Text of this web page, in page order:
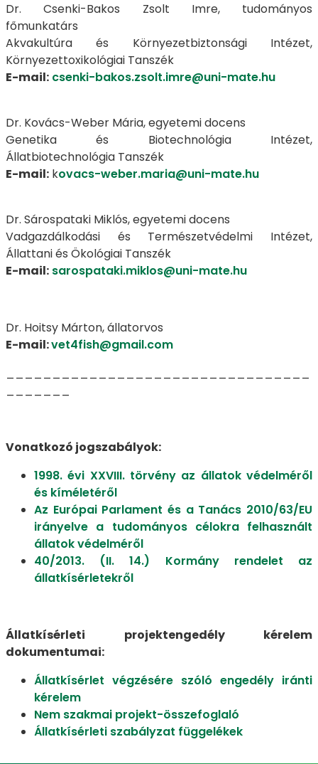
Dr. Csenki-Bakos Zsolt Imre, tudományos
főmunkatárs
Akvakultúra és Környezetbiztonsági Intézet,
Környezettoxikológiai Tanszék
E-mail: csenki-bakos.zsolt.imre@uni-mate.hu
Dr. Kovács-Weber Mária, egyetemi docens
Genetika és Biotechnológia Intézet,
Állatbiotechnológia Tanszék
E-mail: kovacs-weber.maria@uni-mate.hu
Dr. Sárospataki Miklós, egyetemi docens
Vadgazdálkodási és Természetvédelmi Intézet,
Állattani és Ökológiai Tanszék
E-mail: sarospataki.miklos@uni-mate.hu
Dr. Hoitsy Márton, állatorvos
E-mail:vet4fish@gmail.com
Vonatkozó jogszabályok:
1998. évi XXVIII. törvény az állatok védelméről
és kíméletéről
Az Európai Parlament és a Tanács 2010/63/EU
irányelve a tudományos célokra felhasznált
állatok védelméről
40/2013. (II. 14.) Kormány rendelet az
állatkísérletekről
Állatkísérleti projektengedély kérelem
dokumentumai:
Állatkísérlet végzésére szóló engedély iránti
kérelem
Nem szakmai projekt-összefoglaló
Állatkísérleti szabályzat függelékek